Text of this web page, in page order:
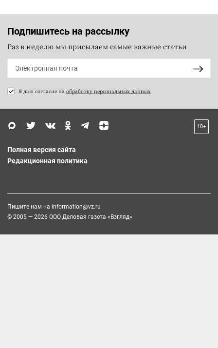
Подпишитесь на рассылку
Раз в неделю мы присылаем самые важные статьи
Я даю согласие на обработку персональных данных
18+
Полная версия сайта
Редакционная политика
Пишите нам на information@vz.ru
© 2005 — 2026 ООО Деловая газета «Взгляд»